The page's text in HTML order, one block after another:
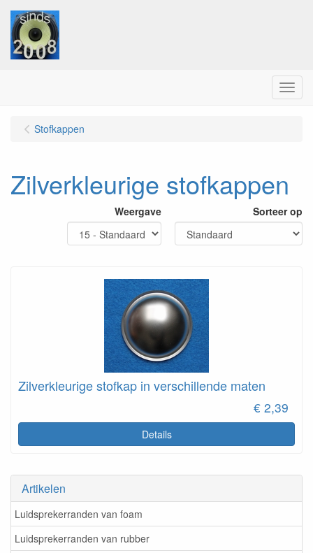
Menu
Artikelen
Luidsprekerranden van foam
Luidsprekerranden van rubber
Stofkappen
Zilverkleurige stofkappen
Weergave Sorteer op
Zilverkleurige stofkap in verschillende maten
€ 2,39
Details